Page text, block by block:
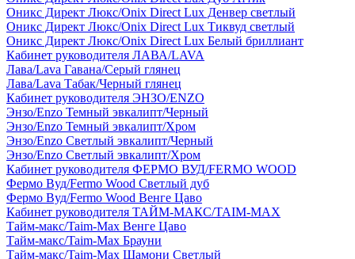
Оникс Директ Люкс/Onix Direct Lux Денвер светлый
Оникс Директ Люкс/Onix Direct Lux Тиквуд светлый
Оникс Директ Люкс/Onix Direct Lux Белый бриллиант
Кабинет руководителя ЛАВА/LAVA
Лава/Lava Гавана/Серый глянец
Лава/Lava Табак/Черный глянец
Кабинет руководителя ЭНЗО/ENZO
Энзо/Enzo Темный эвкалипт/Черный
Энзо/Enzo Темный эвкалипт/Хром
Энзо/Enzo Светлый эвкалипт/Черный
Энзо/Enzo Светлый эвкалипт/Хром
Кабинет руководителя ФЕРМО ВУД/FERMO WOOD
Фермо Вуд/Fermo Wood Светлый дуб
Фермо Вуд/Fermo Wood Венге Цаво
Кабинет руководителя ТАЙМ-МАКС/TAIM-MAX
Тайм-макс/Taim-Max Венге Цаво
Тайм-макс/Taim-Max Брауни
Тайм-макс/Taim-Max Шамони Светлый